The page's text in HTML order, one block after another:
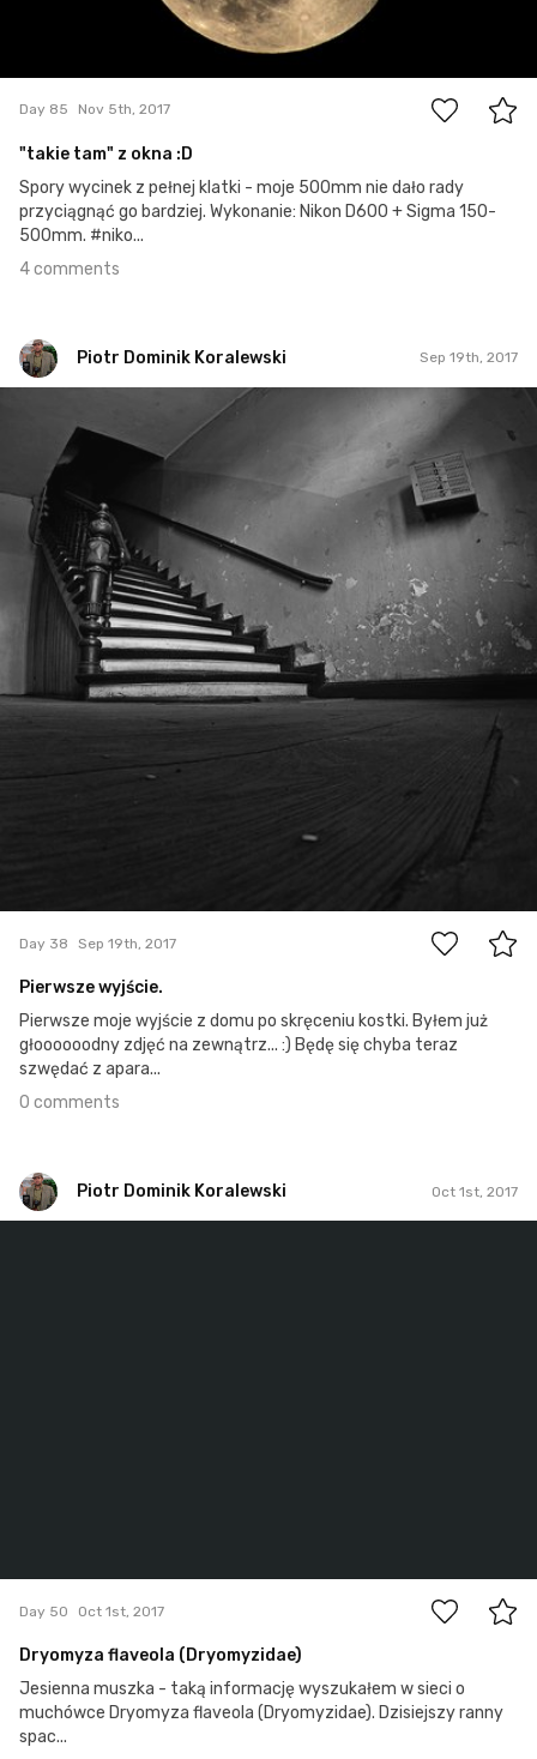
Day 85 Nov 5th, 2017
"takie tam" z okna :D
Spory wycinek z pełnej klatki - moje 500mm nie dało rady
przyciągnąć go bardziej. Wykonanie: Nikon D600 + Sigma 150-
500mm. #niko...
4 comments
Piotr Dominik Koralewski Sep 19th, 2017
Piotr Dominik Koralewski
#38
Day 38 Sep 19th, 2017
Pierwsze wyjście.
Pierwsze moje wyjście z domu po skręceniu kostki. Byłem już
głoooooodny zdjęć na zewnątrz... :) Będę się chyba teraz
szwędać z apara...
0 comments
Piotr Dominik Koralewski Oct 1st, 2017
Day 50 Oct 1st, 2017
Dryomyza flaveola (Dryomyzidae)
Jesienna muszka - taką informację wyszukałem w sieci o
muchówce Dryomyza flaveola (Dryomyzidae). Dzisiejszy ranny
spac...